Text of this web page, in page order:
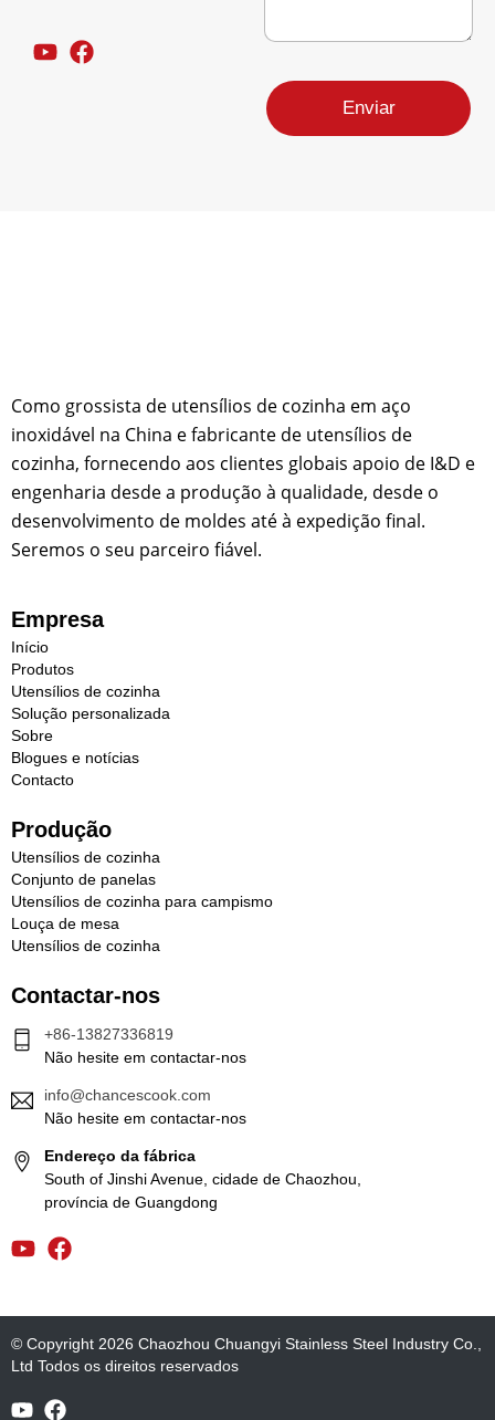
c
o
m
l
m
Enviar
Como grossista de utensílios de cozinha em aço
inoxidável na China e fabricante de utensílios de
cozinha, fornecendo aos clientes globais apoio de I&D e
engenharia desde a produção à qualidade, desde o
desenvolvimento de moldes até à expedição final.
Seremos o seu parceiro fiável.
Empresa
Início
Produtos
Utensílios de cozinha
Solução personalizada
Sobre
Blogues e notícias
Contacto
Produção
Utensílios de cozinha
Conjunto de panelas
Utensílios de cozinha para campismo
Louça de mesa
Utensílios de cozinha
Contactar-nos
+86-13827336819
Não hesite em contactar-nos
info@chancescook.com
Não hesite em contactar-nos
Endereço da fábrica
South of Jinshi Avenue, cidade de Chaozhou,
província de Guangdong
© Copyright 2026 Chaozhou Chuangyi Stainless Steel Industry Co.,
Ltd Todos os direitos reservados